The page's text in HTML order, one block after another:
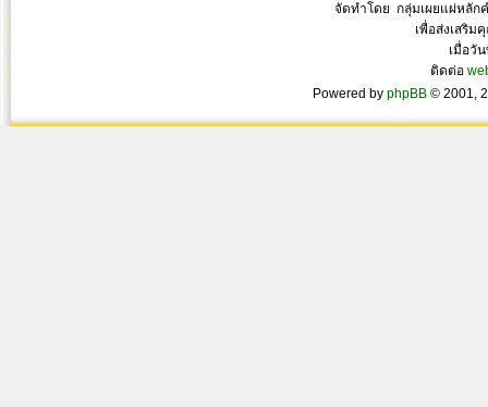
จัดทำโดย กลุ่มเผยแผ่หลัก
เพื่อส่งเสริม
เมื่อวั
ติดต่อ
Powered by phpBB © 2001,